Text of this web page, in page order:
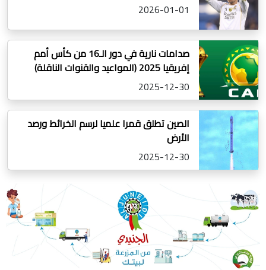
2026-01-01
صدامات نارية في دور الـ16 من كأس أمم
إفريقيا 2025 (المواعيد والقنوات الناقلة)
2025-12-30
الصين تطلق قمرا علميا لرسم الخرائط ورصد
الأرض
2025-12-30